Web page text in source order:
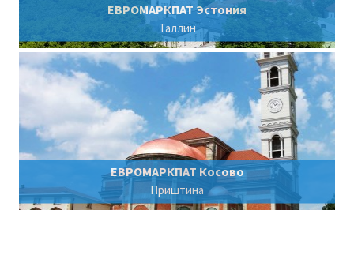
ЕВРОМАРКПАТ Эстония
Таллин
ЕВРОМАРКПАТ Косово
Приштина